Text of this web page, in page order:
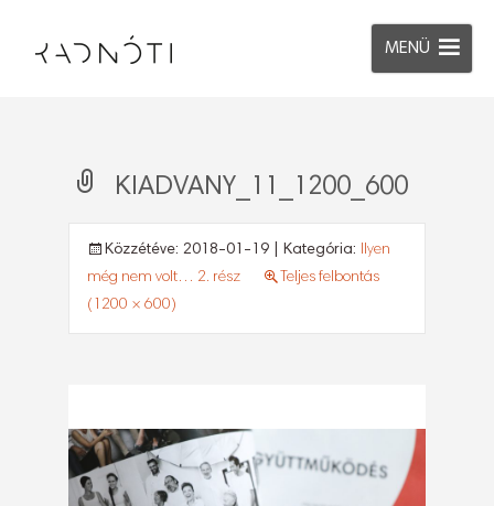
MENÜ
KIADVANY_11_1200_600
Közzétéve: 2018-01-19 | Kategória: Ilyen
még nem volt… 2. rész
Teljes felbontás
(1200 × 600)